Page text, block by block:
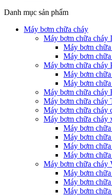
Danh mục sản phẩm
Máy bơm chữa cháy
Máy bơm chữa cháy
Máy bơm
Máy bơm
Máy bơm chữa cháy
Máy bơm
Máy bơm
Máy bơm chữa cháy
Máy bơm chữa cháy
Máy bơm chữa cháy
Máy bơm chữa cháy
Máy bơm
Máy bơm chữa
Máy bơm
Máy bơm
Máy bơm chữa cháy
Máy bơm
Máy bơm
Máy bơm